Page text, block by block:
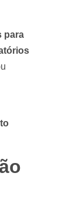
para